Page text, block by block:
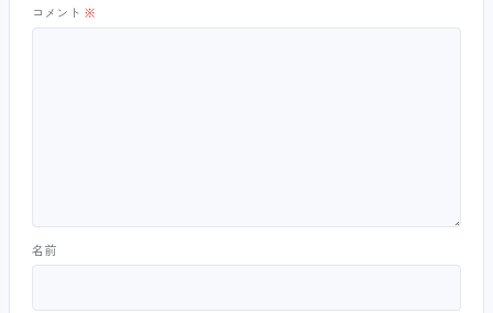
コメント ※
名前